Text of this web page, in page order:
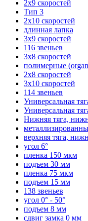
2х9 скоростей
Тип 3
2х10 скоростей
длинная лапка
3х9 скоростей
116 звеньев
3х8 скоростей
полимерные
2х8 скоростей
3х10 скоростей
114 звеньев
Универсальная
Универсальная
Нижняя тяга,
верхняя тяга,
угол 6°
пленка 150 мкм
подъем 30 мм
пленка 75 мкм
подъем 15 мм
138 звеньев
угол 0° - 50°
подъем 8 мм
сдвиг замка 0 мм